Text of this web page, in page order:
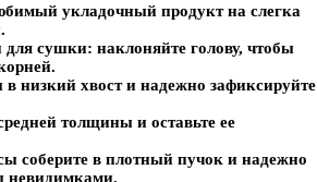
укладочный продукт на слегка
для сушки: наклоняйте голову, чтобы
в низкий хвост и надежно зафиксируйте
толщины и оставьте ее
соберите в плотный пучок и надежно
невидимками.